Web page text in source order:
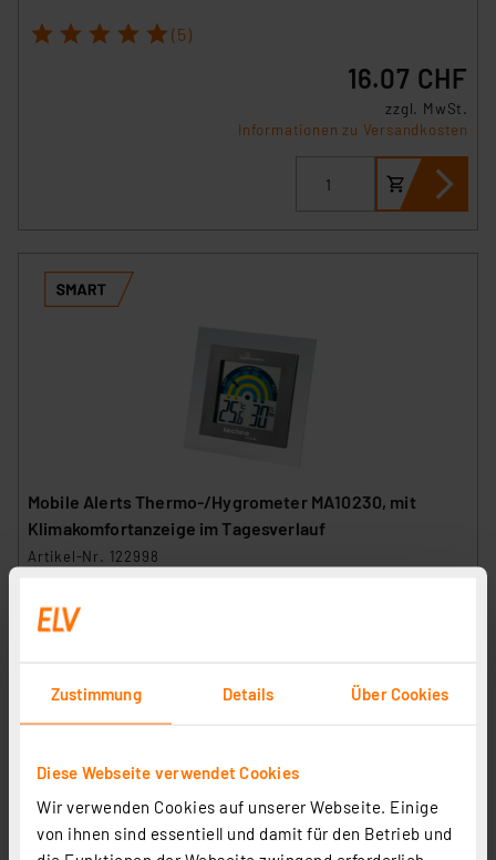
Zustimmung Details Über Cookies
Diese Webseite verwendet Cookies
Wir verwenden Cookies auf unserer Webseite. Einige
von ihnen sind essentiell und damit für den Betrieb und
1 2 3 4 5 (5)
16.07 CHF
zzgl. MwSt.
Informationen zu Versandkosten
Mobile Alerts Thermo-/Hygrometer MA10230, mit
Klimakomfortanzeige im Tagesverlauf
Artikel-Nr. 122998
Informationen zu Versandkosten